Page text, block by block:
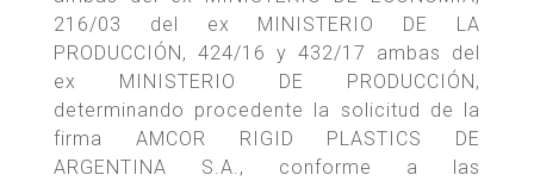
216/03 del ex MINISTERIO DE LA
PRODUCCIÓN, 424/16 y 432/17 ambas del
ex MINISTERIO DE PRODUCCIÓN,
determinando procedente la solicitud de la
firma AMCOR RIGID PLASTICS DE
ARGENTINA S.A., conforme a las